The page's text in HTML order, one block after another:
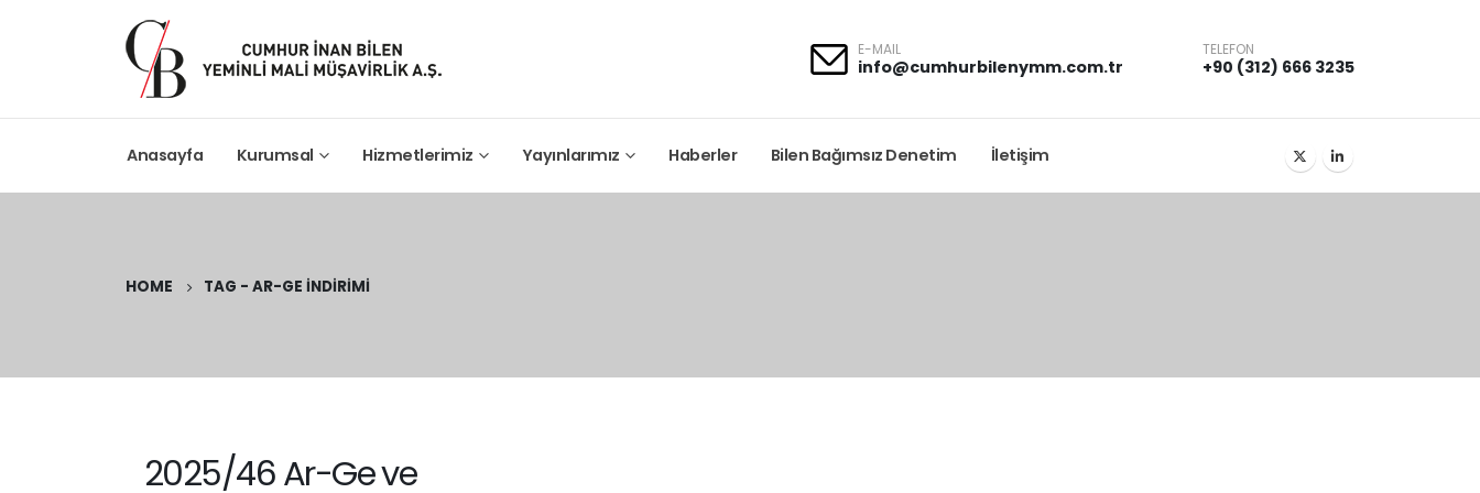
E-MAIL
info@cumhurbilenymm.com.tr
TELEFON
+90 (312) 666 3235
Anasayfa Kurumsal Hizmetlerimiz Yayınlarımız Haberler Bilen Bağımsız Denetim İletişim
HOME TAG - AR-GE İNDIRIMI
2025/46 Ar-Ge ve